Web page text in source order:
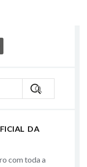
DA
com toda a